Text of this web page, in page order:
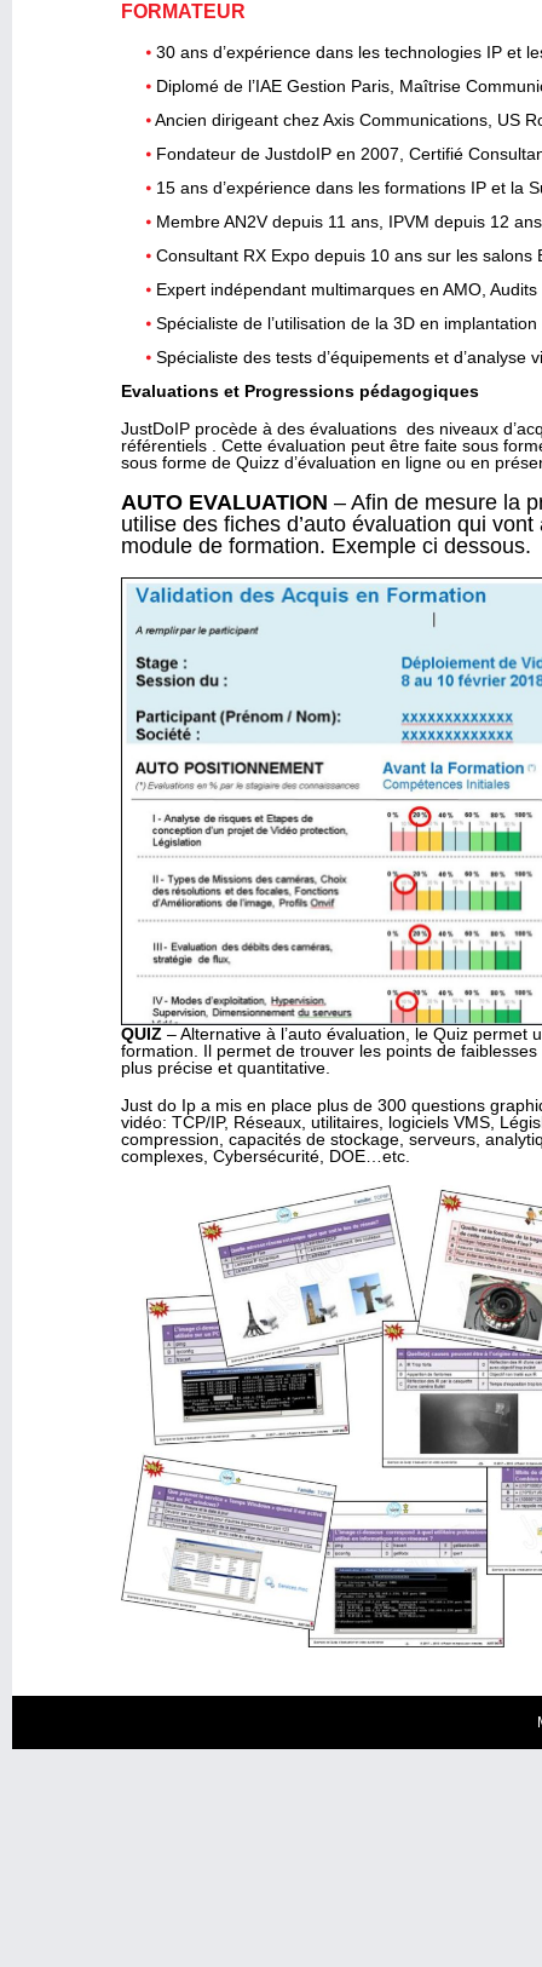
FORMATEUR
30 ans d’expérience dans les technologies IP et
Diplomé de l’IAE Gestion Paris, Maîtrise
Ancien dirigeant chez Axis Communications, US
Fondateur de JustdoIP en 2007, Certifié
15 ans d’expérience dans les formations IP et la
Membre AN2V depuis 11 ans, IPVM depuis 12
Consultant RX Expo depuis 10 ans sur les salons
Expert indépendant multimarques en AMO,
Spécialiste de l’utilisation de la 3D en implantation
Spécialiste des tests d’équipements et d’analyse
Evaluations et Progressions pédagogiques
JustDoIP procède à des évaluations des niveaux
référentiels . Cette évaluation peut être faite sous
sous forme de Quizz d’évaluation en ligne ou en
AUTO EVALUATION – Afin de mesure la
utilise des fiches d’auto évaluation qui
module de formation. Exemple ci dessous.
QUIZ – Alternative à l’auto évaluation, le Quiz
formation. Il permet de trouver les points de
plus précise et quantitative.
Just do Ip a mis en place plus de 300 questions
vidéo: TCP/IP, Réseaux, utilitaires, logiciels VMS,
compression, capacités de stockage, serveurs,
complexes, Cybersécurité, DOE…etc.